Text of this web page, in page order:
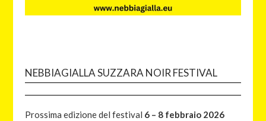
NEBBIAGIALLA SUZZARA NOIR FESTIVAL
Prossima edizione del festival 6 – 8 febbraio 2026